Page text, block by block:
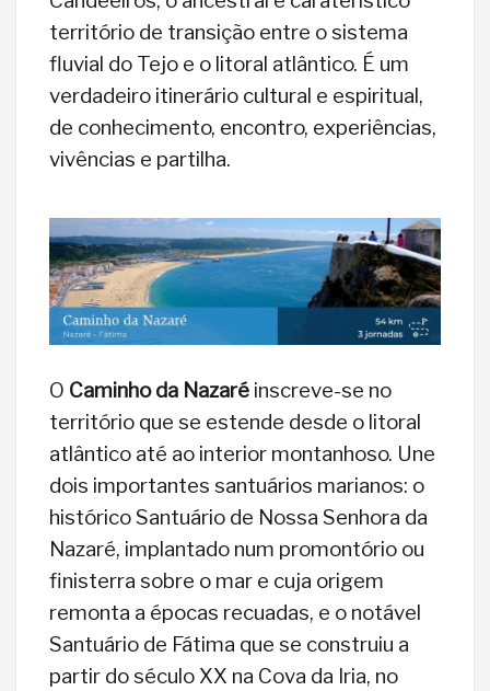
território de transição entre o sistema
fluvial do Tejo e o litoral atlântico. É um
verdadeiro itinerário cultural e espiritual,
de conhecimento, encontro, experiências,
vivências e partilha.
O Caminho da Nazaré inscreve-se no
território que se estende desde o litoral
atlântico até ao interior montanhoso. Une
dois importantes santuários marianos: o
histórico Santuário de Nossa Senhora da
Nazaré, implantado num promontório ou
finisterra sobre o mar e cuja origem
remonta a épocas recuadas, e o notável
Santuário de Fátima que se construiu a
partir do século XX na Cova da Iria, no